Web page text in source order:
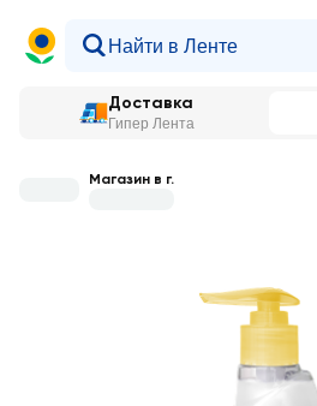
Доставка
Гипер Лента
Магазин в г.